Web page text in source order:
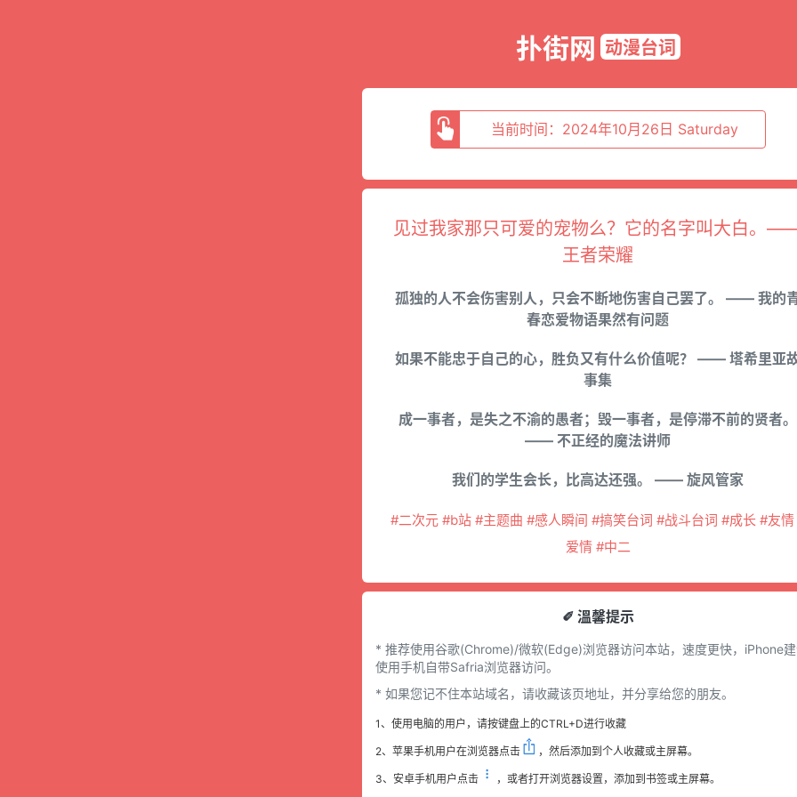
扑街网 动漫台词
当前时间：2024年10月26日 Saturday
见过我家那只可爱的宠物么？它的名字叫大白。
王者荣耀
孤独的人不会伤害别人，只会不断地伤害自己罢了。 —— 我的
春恋爱物语果然有问题
如果不能忠于自己的心，胜负又有什么价值呢？ —— 塔希里亚
事集
成一事者，是失之不渝的愚者；毁一事者，是停滞不前的贤者。
—— 不正经的魔法讲师
我们的学生会长，比高达还强。 —— 旋风管家
#二次元 #b站 #主题曲 #感人瞬间 #搞笑台词 #战斗台词 #成长 #友情
爱情 #中二
✐ 溫馨提示
* 推荐使用谷歌(Chrome)/微软(Edge)浏览器访问本站，速度更快，iPhone
使用手机自带Safria浏览器访问。
* 如果您记不住本站域名，请收藏该页地址，并分享给您的朋友。
1、使用电脑的用户，请按键盘上的CTRL+D进行收藏
2、苹果手机用户在浏览器点击 ，然后添加到个人收藏或主屏幕。
3、安卓手机用户点击 ，或者打开浏览器设置，添加到书签或主屏幕。